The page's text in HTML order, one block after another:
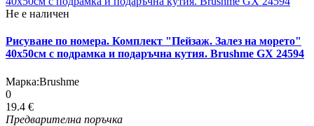
Не е наличен
Рисуване по номера. Комплект "Пейзаж. Залез на морето"
40х50см с подрамка и подаръчна кутия. Brushme GX 24594
Марка:Brushme
0
19.4 €
Предварителна поръчка